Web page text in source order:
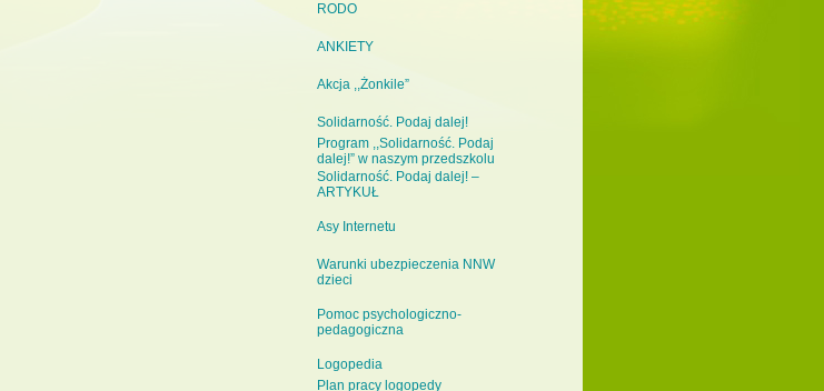
RODO
ANKIETY
Akcja ,,Żonkile”
Solidarność. Podaj dalej!
Program ,,Solidarność. Podaj
dalej!” w naszym przedszkolu
Solidarność. Podaj dalej! –
ARTYKUŁ
Asy Internetu
Warunki ubezpieczenia NNW
dzieci
Pomoc psychologiczno-
pedagogiczna
Logopedia
Plan pracy logopedy